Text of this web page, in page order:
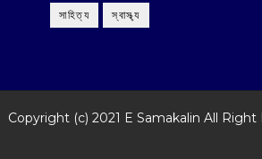
সাহিত্য স্বাস্থ্য
Copyright (c) 2021 E Samakalin All Right